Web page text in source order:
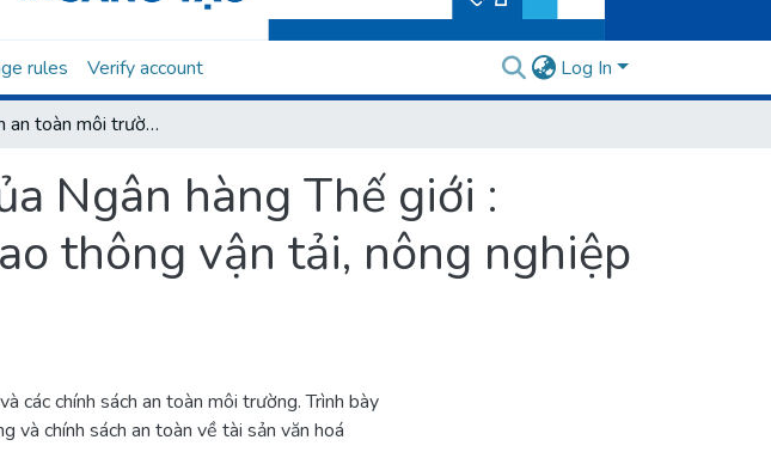
rules Verify account Log In
Chính sách an toàn môi trường của Ngân hàng Thế giới : hướng dẫn kỹ thuật các ngành giao thông vận tải, nông nghiệp và phát triển nông thôn
Ngân hàng Thế giới :
thông vận tải, nông nghiệp
các chính sách an toàn môi trường. Trình bày
và chính sách an toàn về tài sản văn hoá